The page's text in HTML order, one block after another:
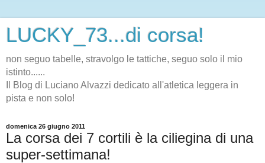
LUCKY_73...di corsa!
non seguo tabelle, stravolgo le tattiche, seguo solo il mio
istinto......
Il Blog di Luciano Alvazzi dedicato all'atletica leggera in
pista e non solo!
domenica 26 giugno 2011
La corsa dei 7 cortili è la ciliegina di una
super-settimana!